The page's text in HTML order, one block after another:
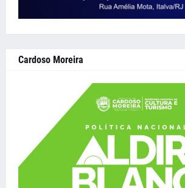
Cardoso Moreira